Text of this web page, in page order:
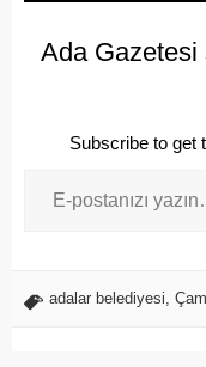
Ada Gazetesi
Subscribe to get
adalar belediyesi,